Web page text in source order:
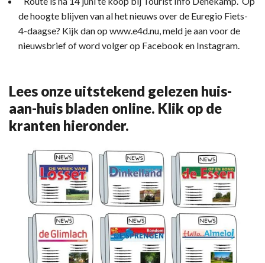
de hoogte blijven van al het nieuws over de Euregio Fiets-
4-daagse? Kijk dan op www.e4d.nu, meld je aan voor de
nieuwsbrief of word volger op Facebook en Instagram.
Lees onze uitstekend gelezen huis-
aan-huis bladen online. Klik op de
kranten hieronder.